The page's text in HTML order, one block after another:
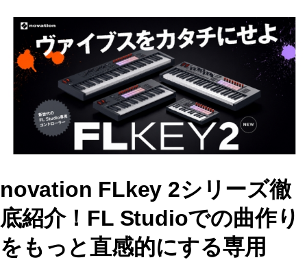
e
b
o
o
k
o
d
o
n
l
novation FLkey 2シリーズ徹
底紹介！FL Studioでの曲作り
をもっと直感的にする専用